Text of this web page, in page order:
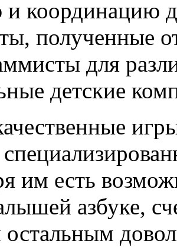
координацию
полученные
для
детские
им есть
азбуке,
остальным